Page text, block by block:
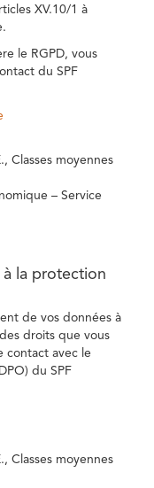
XV.10/1 à
le RGPD, vous
du SPF
Classes moyennes
– Service
la protection
de vos données à
droits que vous
contact avec le
du SPF
Classes moyennes